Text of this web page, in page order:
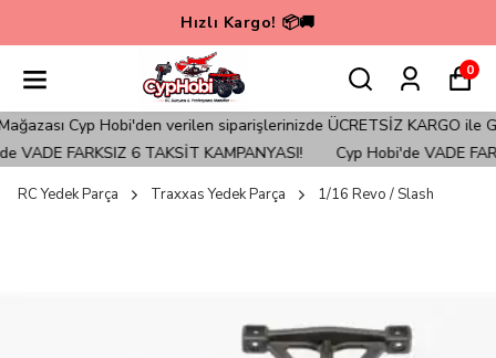
Hızlı Kargo! 📦🚚
0
Cyp Hobi'den verilen siparişlerinizde ÜCRETSİZ KARGO ile
FARKSIZ 6 TAKSİT KAMPANYASI!
Cyp Hobi'de VADE
RC Yedek Parça Traxxas Yedek Parça 1/16 Revo / Slash